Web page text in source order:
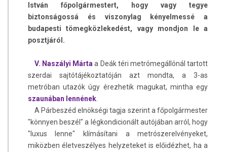
István főpolgármestert, hogy vagy tegye
biztonságossá és viszonylag kényelmessé a
budapesti tömegközlekedést, vagy mondjon le a
posztjáról.
V. Naszályi Márta a Deák téri metrómegállónál tartott
szerdai sajtótájékoztatóján azt mondta, a 3-as
metróban utazók úgy érezhetik magukat, mintha egy
szaunában lennének.
A Párbeszéd elnökségi tagja szerint a főpolgármester
"könnyen beszél" a légkondicionált autójában arról, hogy
"luxus lenne" klímásítani a metrószerelvényeket,
miközben életveszélyes helyzeteket is előidézhet, ha a